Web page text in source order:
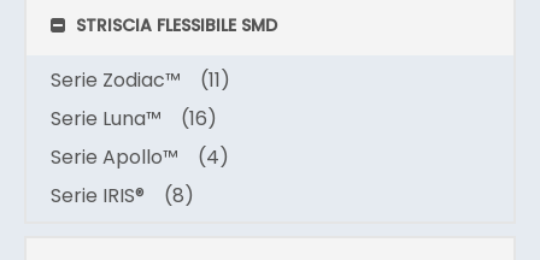
STRISCIA FLESSIBILE SMD
Serie Zodiac™
(11)
Serie Luna™
(16)
Serie Apollo™
(4)
Serie IRIS®
(8)